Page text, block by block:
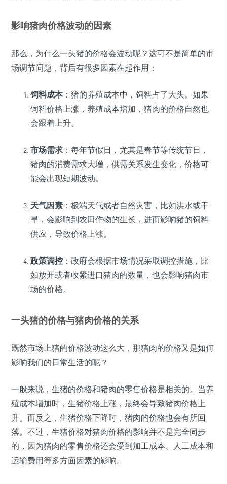
影响猪肉价格波动的因素
那么，为什么一头猪的价格会波动呢？这可不是简单的市
场调节问题，背后有很多因素在起作用：
饲料成本：猪的养殖成本中，饲料占了大头。如果
饲料价格上涨，养殖成本增加，猪肉的价格自然也
会跟着上升。
市场需求 ：每年节假日，尤其是春节等传统节日，
猪肉的消费需求大增，供需关系发生变化，价格可
能会出现短期波动。
天气因素 ：极端天气或者自然灾害，比如洪水或干
旱，会影响到农田作物的生长，进而影响猪的饲料
供应，导致价格上涨。
政策调控 ：政府会根据市场情况采取调控措施，比
如放开或者收紧进口猪肉的数量，也会影响猪肉市
场的价格。
一头猪的价格与猪肉价格的关系
既然市场上猪的价格波动这么大，那猪肉的价格又是如何
影响我们的日常生活的呢？
一般来说，生猪的价格和猪肉的零售价格是相关的。当养
殖成本增加时，生猪价格上涨，最终会导致猪肉价格上
升。而反之，生猪价格下降时，猪肉的价格也会有所回
落。不过，生猪价格对猪肉价格的影响并不是完全同步
的，因为猪肉的零售价格还会受到加工成本、人工成本和
运输费用等多方面因素的影响。